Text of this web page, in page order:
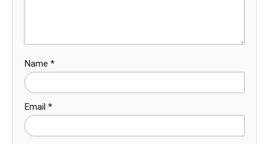
Name *
Email *